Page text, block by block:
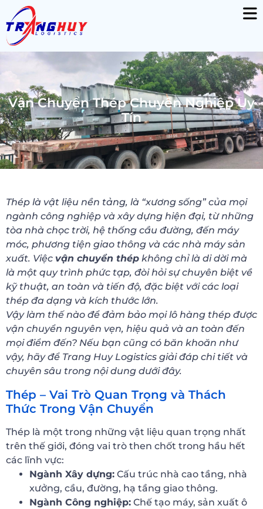
Vận Chuyển Thép Chuyên Nghiệp Uy
Tín
Thép là vật liệu nền tảng, là “xương sống” của mọi
ngành công nghiệp và xây dựng hiện đại, từ những
tòa nhà chọc trời, hệ thống cầu đường, đến máy
móc, phương tiện giao thông và các nhà máy sản
xuất. Việc vận chuyển thép không chỉ là di dời mà
là một quy trình phức tạp, đòi hỏi sự chuyên biệt về
kỹ thuật, an toàn và tiến độ, đặc biệt với các loại
thép đa dạng và kích thước lớn.
Vậy làm thế nào để đảm bảo mọi lô hàng thép được
vận chuyển nguyên vẹn, hiệu quả và an toàn đến
mọi điểm đến? Nếu bạn cũng có băn khoăn như
vậy, hãy để Trang Huy Logistics giải đáp chi tiết và
chuyên sâu trong nội dung dưới đây.
Thép – Vai Trò Quan Trọng và Thách
Thức Trong Vận Chuyển
Thép là một trong những vật liệu quan trọng nhất
trên thế giới, đóng vai trò then chốt trong hầu hết
các lĩnh vực:
Ngành Xây dựng: Cấu trúc nhà cao tầng, nhà
xưởng, cầu, đường, hạ tầng giao thông.
Ngành Công nghiệp: Chế tạo máy, sản xuất ô